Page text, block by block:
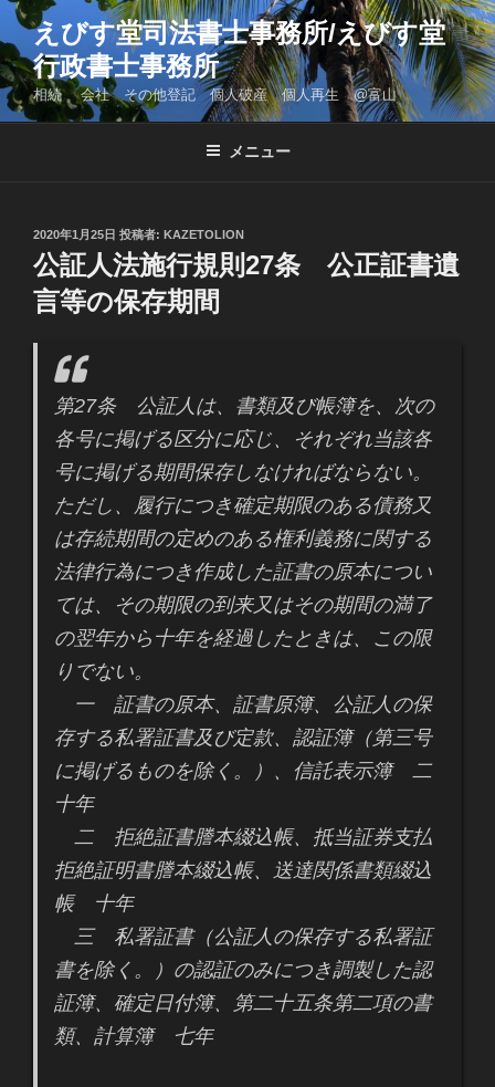
コ
ン
テ
ン
ツ
えびす堂司法書士事務所/えびす堂
行政書士事務所
相続 会社 その他登記 個人破産 個人再生 @富山
メニュー
投
稿
日:
2020年1月25日 投稿者: KAZETOLION
公証人法施行規則27条 公正証書遺
言等の保存期間
第27条 公証人は、書類及び帳簿を、次の
各号に掲げる区分に応じ、それぞれ当該各
号に掲げる期間保存しなければならない。
ただし、履行につき確定期限のある債務又
は存続期間の定めのある権利義務に関する
法律行為につき作成した証書の原本につい
ては、その期限の到来又はその期間の満了
の翌年から十年を経過したときは、この限
りでない。
一 証書の原本、証書原簿、公証人の保
存する私署証書及び定款、認証簿（第三号
に掲げるものを除く。）、信託表示簿 二
十年
二 拒絶証書謄本綴込帳、抵当証券支払
拒絶証明書謄本綴込帳、送達関係書類綴込
帳 十年
三 私署証書（公証人の保存する私署証
書を除く。）の認証のみにつき調製した認
証簿、確定日付簿、第二十五条第二項の書
類、計算簿 七年